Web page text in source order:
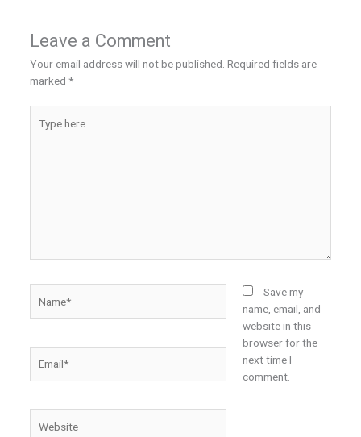
Leave a Comment
Your email address will not be published. Required fields are
marked *
here..
Save my
name, email, and
website in this
browser for the
next time I
comment.